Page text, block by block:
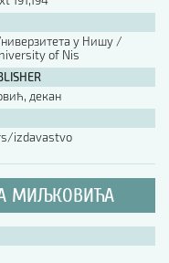
у Нишу /
of Nis
декан
izdavastvo
МИЉКОВИЋА